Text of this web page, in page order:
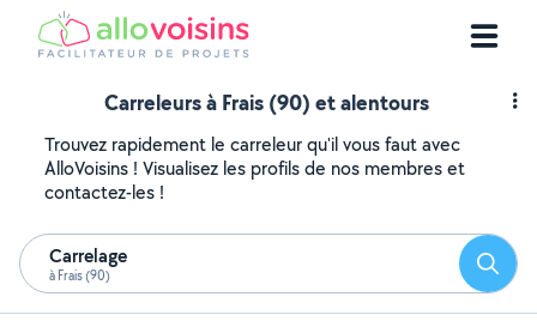
Carreleurs à Frais (90) et alentours
Trouvez rapidement le carreleur qu'il vous faut avec
AlloVoisins ! Visualisez les profils de nos membres et
contactez-les !
Carrelage
à Frais (90)